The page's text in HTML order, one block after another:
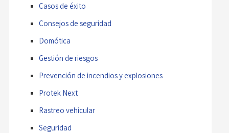
Casos de éxito
Consejos de seguridad
Domótica
Gestión de riesgos
Prevención de incendios y explosiones
Protek Next
Rastreo vehicular
Seguridad